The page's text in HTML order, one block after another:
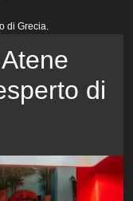
di Grecia.
di